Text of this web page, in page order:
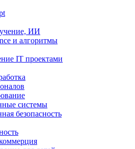
ИИ
и алгоритмы
IT проектами
системы
безопасность